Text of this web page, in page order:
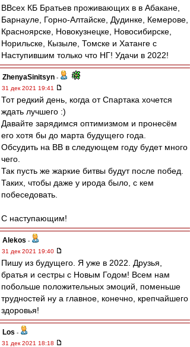
ВВсех КБ Братьев проживающих в в Абакане,
Барнауле, Горно-Алтайске, Дудинке, Кемерове,
Красноярске, Новокузнецке, Новосибирске,
Норильске, Кызыле, Томске и Хатанге с
Наступившим только что НГ! Удачи в 2022!
ZhenyaSinitsyn -
31 дек 2021 19:41
Тот редкий день, когда от Спартака хочется
ждать лучшего :)
Давайте зарядимся оптимизмом и пронесём
его хотя бы до марта будущего года.
Обсудить на ВВ в следующем году будет много
чего.
Так пусть же жаркие битвы будут после побед.
Таких, чтобы даже у ирода было, с кем
побеседовать.
С наступающим!
Alekos -
31 дек 2021 19:40
Пишу из будущего. Я уже в 2022. Друзья,
братья и сестры с Новым Годом! Всем нам
побольше положительных эмоций, поменьше
трудностей ну а главное, конечно, крепчайшего
здоровья!
Los -
31 дек 2021 18:18